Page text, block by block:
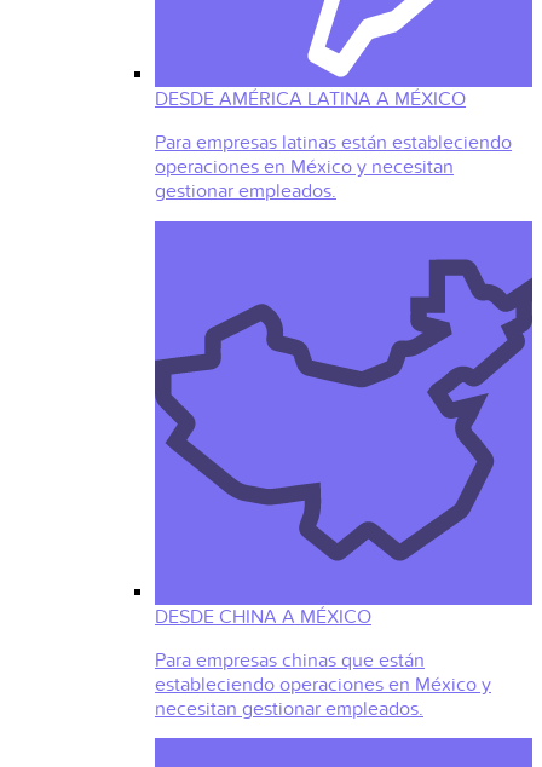
DESDE AMÉRICA LATINA A MÉXICO
Para empresas latinas están estableciendo
operaciones en México y necesitan
gestionar empleados.
DESDE CHINA A MÉXICO
Para empresas chinas que están
estableciendo operaciones en México y
necesitan gestionar empleados.